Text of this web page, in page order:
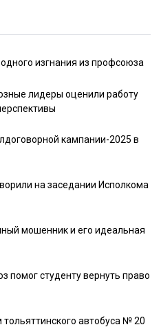
изгнания из профсоюза
лидеры оценили работу
кампании-2025 в
на заседании Исполкома
мошенник и его идеальная
помог студенту вернуть право
тольяттинского автобуса № 20